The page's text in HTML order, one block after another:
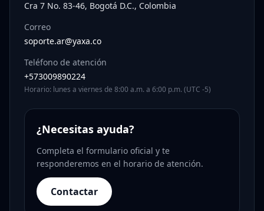
Cra 7 No. 83-46, Bogotá D.C., Colombia
Correo
soporte.ar@yaxa.co
Teléfono de atención
+573009890224
Horario: lunes a viernes de 8:00 a.m. a 6:00 p.m. (UTC -5)
¿Necesitas ayuda?
Completa el formulario oficial y te
responderemos en el horario de atención.
Contactar